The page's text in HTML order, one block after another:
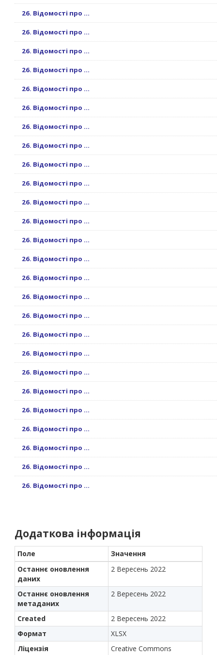
26. Відомості про ...
26. Відомості про ...
26. Відомості про ...
26. Відомості про ...
26. Відомості про ...
26. Відомості про ...
26. Відомості про ...
26. Відомості про ...
26. Відомості про ...
26. Відомості про ...
26. Відомості про ...
26. Відомості про ...
26. Відомості про ...
26. Відомості про ...
26. Відомості про ...
26. Відомості про ...
26. Відомості про ...
26. Відомості про ...
26. Відомості про ...
26. Відомості про ...
26. Відомості про ...
26. Відомості про ...
26. Відомості про ...
26. Відомості про ...
26. Відомості про ...
26. Відомості про ...
Додаткова інформація
Поле
Значення
Останнє оновлення
даних
2 Вересень 2022
Останнє оновлення
метаданих
2 Вересень 2022
Created
2 Вересень 2022
Формат
XLSX
Ліцензія
Creative Commons